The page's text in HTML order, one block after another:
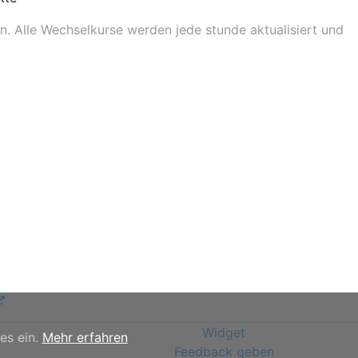
Alle Wechselkurse werden jede stunde aktualisiert und
Widget
Feedback geben
ein. Mehr erfahren